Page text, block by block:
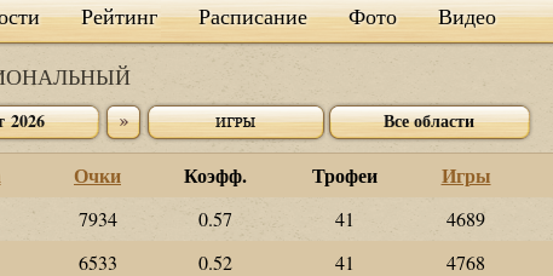
Рейтинг Расписание Фото Видео
2026 Все области
Очки Коэфф. Трофеи Игры
7934 0.57 41 4689
6533 0.52 41 4768